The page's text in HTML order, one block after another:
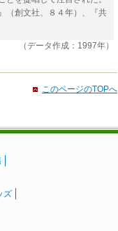
（創文社、８４年）、『共
（データ作成：1997年）
このページのTOPへ
ズ